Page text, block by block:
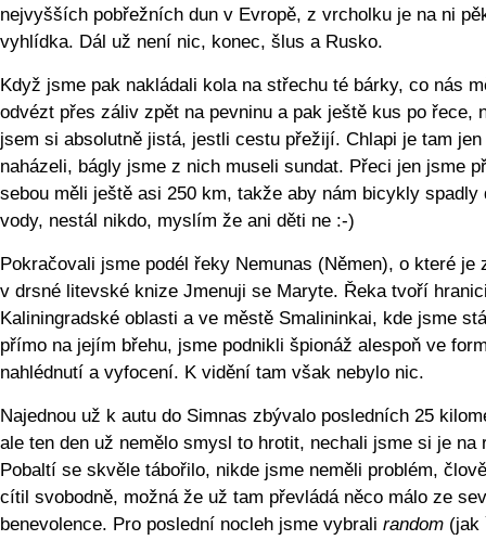
nejvyšších pobřežních dun v Evropě, z vrcholku je na ni
vyhlídka. Dál už není nic, konec, šlus a Rusko.
Když jsme pak nakládali kola na střechu té bárky, co nás
odvézt přes záliv zpět na pevninu a pak ještě kus po řece,
jsem si absolutně jistá, jestli cestu přežijí. Chlapi je tam jen
naházeli, bágly jsme z nich museli sundat. Přeci jen jsme
sebou měli ještě asi 250 km, takže aby nám bicykly spadly
vody, nestál nikdo, myslím že ani děti ne :-)
Pokračovali jsme podél řeky Nemunas (Němen), o které je
v drsné litevské knize Jmenuji se Maryte. Řeka tvoří
Kaliningradské oblasti a ve městě Smalininkai, kde jsme
přímo na jejím břehu, jsme podnikli špionáž alespoň ve
nahlédnutí a vyfocení. K vidění tam však nebylo nic.
Najednou už k autu do Simnas zbývalo posledních 25
ale ten den už nemělo smysl to hrotit, nechali jsme si je na
Pobaltí se skvěle tábořilo, nikde jsme neměli problém,
cítil svobodně, možná že už tam převládá něco málo ze
benevolence. Pro poslední nocleh jsme vybrali random (jak